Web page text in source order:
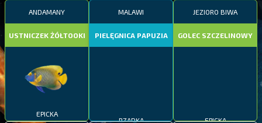
ANDAMANY
USTNICZEK ŻÓŁTOOKI
EPICKA
MALAWI
PIELĘGNICA PAPUZIA
JEZIORO BIWA
GOLEC SZCZELINOWY